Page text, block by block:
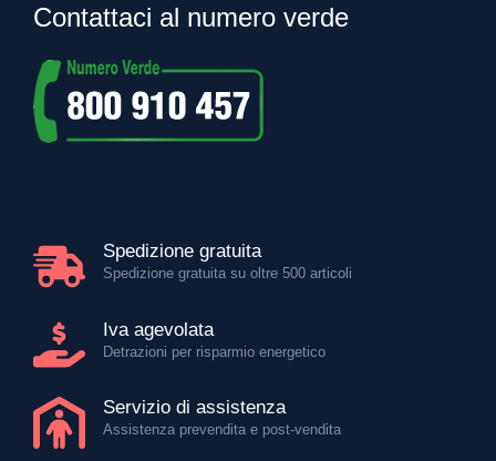
Contattaci al numero verde
Spedizione gratuita
Spedizione gratuita su oltre 500 articoli
Iva agevolata
Detrazioni per risparmio energetico
Servizio di assistenza
Assistenza prevendita e post-vendita